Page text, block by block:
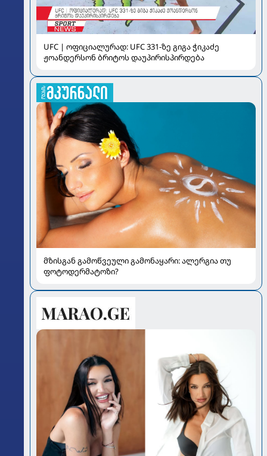
UFC | ოფიციალურად: UFC 331-ზე გიგა ჭიკაძე
ჟოანდერსონ ბრიტოს დაუპირისპირდება
მზისგან გამოწვეული გამონაყარი: ალერგია თუ
ფოტოდერმატოზი?